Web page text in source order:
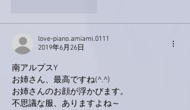
love-piano.amiami.0111
2019年6月26日
南アルプスY
お姉さん、最高ですね(^.^)
お姉さんのお顔が浮かびます。
不思議な服、ありますよね～